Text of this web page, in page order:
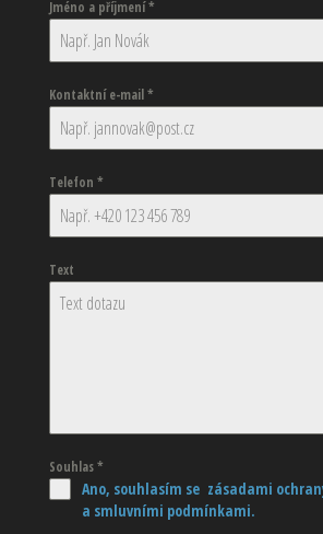
Jméno a příjmení*
Kontaktní e-mail*
Telefon *
Text
Souhlas*
Ano, souhlasím se zásadami
a smluvními podmínkami.